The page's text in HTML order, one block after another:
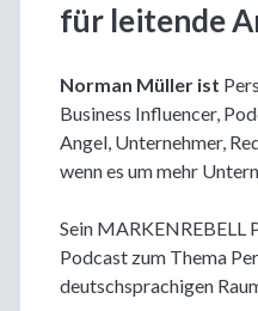
für leitende
Norman Müller ist
Business Influencer,
Angel, Unternehmer,
wenn es um mehr
Sein MARKENREBELL
Podcast zum Thema
deutschsprachigen